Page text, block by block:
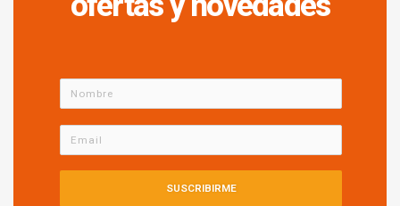
SUSCRIBIRME